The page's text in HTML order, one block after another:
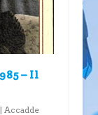
– Il
Accadde